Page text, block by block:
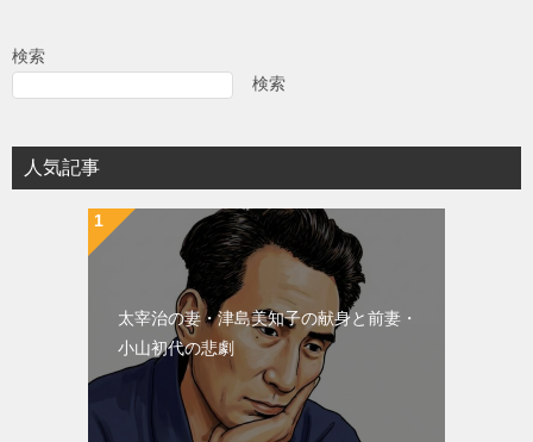
ビ
シ
ョ
検索
検索
人気記事
太宰治の妻・津島美知子の献身と前妻・
小山初代の悲劇